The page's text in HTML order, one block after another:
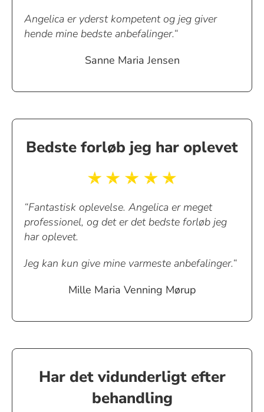
Angelica er yderst kompetent og jeg giver
hende mine bedste anbefalinger.“
Sanne Maria Jensen
Bedste forløb jeg har oplevet
“Fantastisk oplevelse. Angelica er meget
professionel, og det er det bedste forløb jeg
har oplevet.
Jeg kan kun give mine varmeste anbefalinger.“
Mille Maria Venning Mørup
Har det vidunderligt efter
behandling